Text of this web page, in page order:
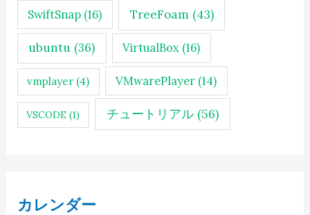
SwiftSnap (16) TreeFoam(43)
ubuntu (36) VirtualBox (16)
vmplayer (4) VMwarePlayer (14)
VSCODE (1) チュートリアル(56)
カレンダー